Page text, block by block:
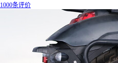
1000条评价